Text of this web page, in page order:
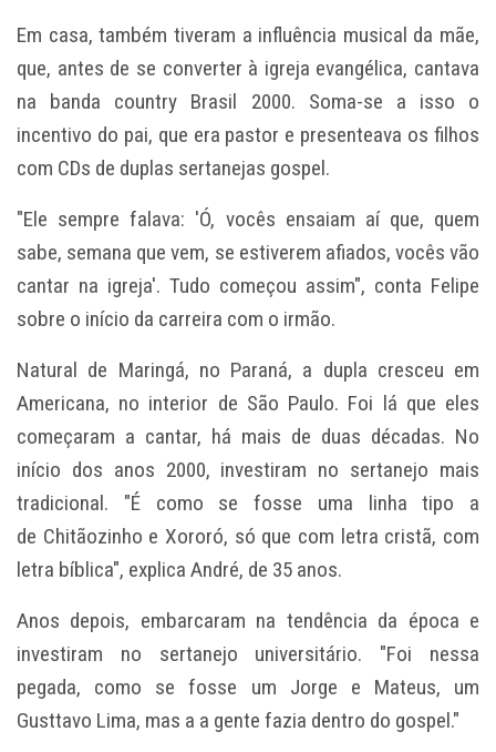
Em casa, também tiveram a influência musical da mãe,
que, antes de se converter à igreja evangélica, cantava
na banda country Brasil 2000. Soma-se a isso o
incentivo do pai, que era pastor e presenteava os filhos
com CDs de duplas sertanejas gospel.
"Ele sempre falava: 'Ó, vocês ensaiam aí que, quem
sabe, semana que vem, se estiverem afiados, vocês vão
cantar na igreja'. Tudo começou assim", conta Felipe
sobre o início da carreira com o irmão.
Natural de Maringá, no Paraná, a dupla cresceu em
Americana, no interior de São Paulo. Foi lá que eles
começaram a cantar, há mais de duas décadas. No
início dos anos 2000, investiram no sertanejo mais
tradicional. "É como se fosse uma linha tipo a
de Chitãozinho e Xororó, só que com letra cristã, com
letra bíblica", explica André, de 35 anos.
Anos depois, embarcaram na tendência da época e
investiram no sertanejo universitário. "Foi nessa
pegada, como se fosse um Jorge e Mateus, um
Gusttavo Lima, mas a a gente fazia dentro do gospel."